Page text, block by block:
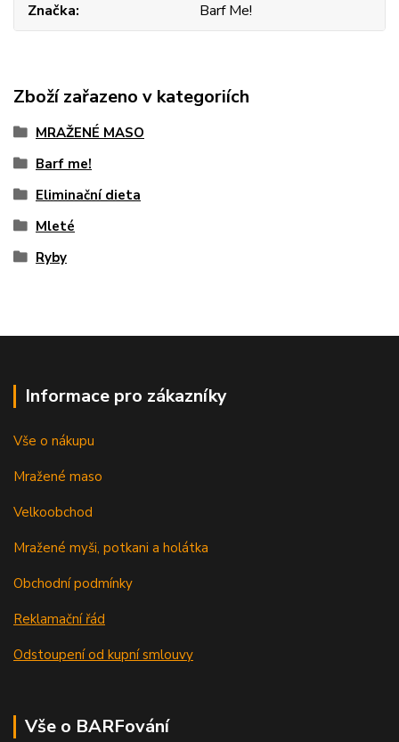
Značka Barf Me!
Zboží zařazeno v kategoriích
MRAŽENÉ MASO
Barf me!
Eliminační dieta
Mleté
Ryby
Informace pro zákazníky
Vše o nákupu
Mražené maso
Velkoobchod
Mražené myši, potkani a holátka
Obchodní podmínky
Reklamační řád
Odstoupení od kupní smlouvy
Vše o BARFování